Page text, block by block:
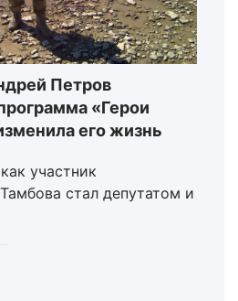
Петров
«Герои
его жизнь
участник
стал депутатом и